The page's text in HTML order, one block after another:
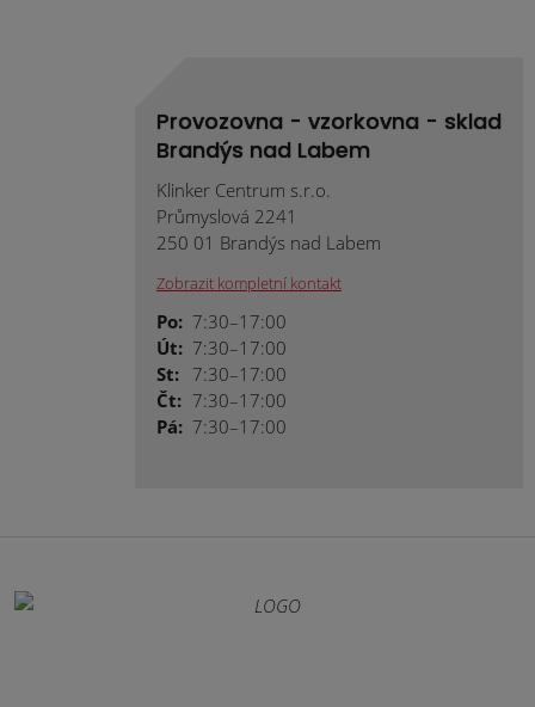
Provozovna - vzorkovna - sklad
Brandýs nad Labem
Klinker Centrum s.r.o.
Průmyslová 2241
250 01 Brandýs nad Labem
Zobrazit kompletní kontakt
Po: 7:30–17:00
Út: 7:30–17:00
St: 7:30–17:00
Čt: 7:30–17:00
Pá: 7:30–17:00